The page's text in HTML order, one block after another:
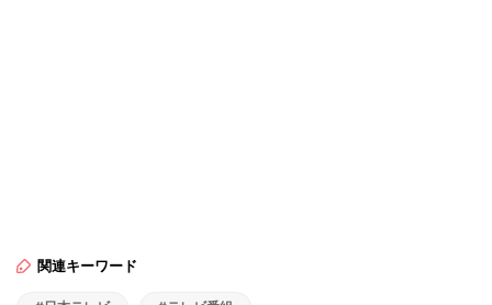
関連キーワード